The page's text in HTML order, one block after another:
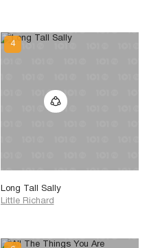
Long Tall Sally
Little Richard